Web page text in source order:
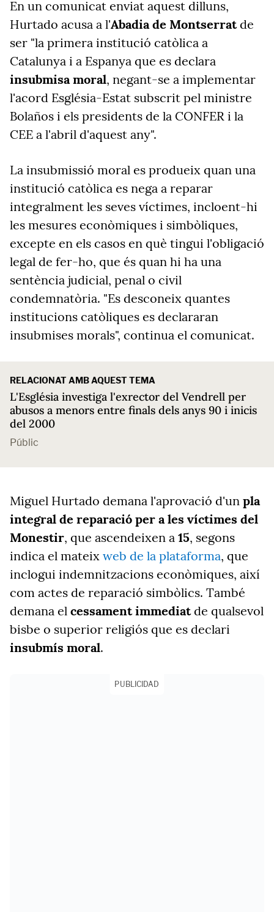
En un comunicat enviat aquest dilluns,
Hurtado acusa a l'Abadia de Montserratde
ser "la primera institució catòlica a
Catalunya i a Espanya que es declara
insubmisa moral, negant-se a implementar
l'acord Església-Estat subscrit pel ministre
Bolaños i els presidents de la CONFER i la
CEE a l'abril d'aquest any".
La insubmissió moral es produeix quan una
institució catòlica es nega a reparar
integralment les seves víctimes, incloent-hi
les mesures econòmiques i simbòliques,
excepte en els casos en què tingui l'obligació
legal de fer-ho, que és quan hi ha una
sentència judicial, penal o civil
condemnatòria. "Es desconeix quantes
institucions catòliques es declararan
insubmises morals", continua el comunicat.
RELACIONAT AMB AQUEST TEMA
L'Església investiga l'exrector del Vendrell per
abusos a menors entre finals dels anys 90 i inicis
del 2000
Públic
Miguel Hurtado demana l'aprovació d'un pla
integral de reparació per a les víctimes del
Monestir, que ascendeixen a 15, segons
indica el mateix web de la plataforma, que
inclogui indemnitzacions econòmiques, així
com actes de reparació simbòlics. També
demana el cessament immediatde qualsevol
bisbe o superior religiós que es declari
insubmís moral.
PUBLICIDAD